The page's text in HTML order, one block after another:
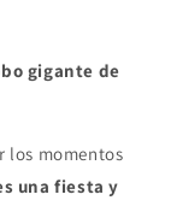
gigante de
los momentos
una fiesta y